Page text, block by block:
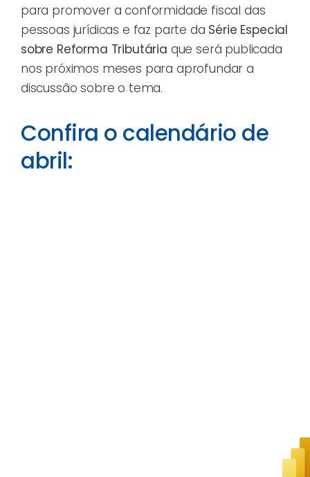
para promover a conformidade fiscal das
pessoas jurídicas e faz parte da Série Especial
sobre Reforma Tributária que será publicada
nos próximos meses para aprofundar a
discussão sobre o tema.
Confira o calendário de
abril: